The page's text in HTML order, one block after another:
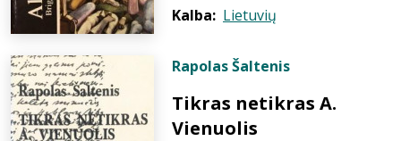
Kalba: Lietuvių
Rapolas Šaltenis
Tikras netikras A.
Vienuolis